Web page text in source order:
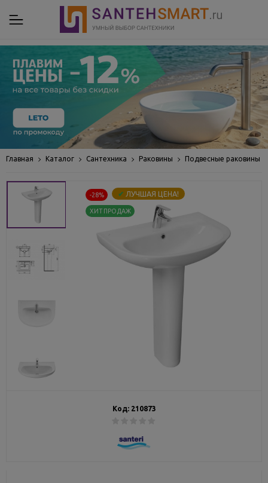
Главная Каталог Сантехника Раковины Подвесные раковины
-28% ✔ ЛУЧШАЯ ЦЕНА!
ХИТ ПРОДАЖ
Код: 210873